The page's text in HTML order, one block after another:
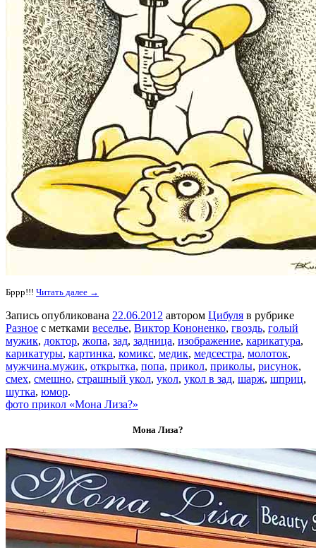
Бррр!!! Читать далее →
Запись опубликована 22.06.2012 автором Цибуля в рубрике
Разное с метками веселье, Виктор Кононенко, гвоздь, голый
мужик, доктор, жопа, зад, задница, изображение, карикатура,
карикатуры, картинка, комикс, медик, медсестра, молоток,
мужчина.мужик, открытка, попа, прикол, приколы, рисунок,
смех, смешно, страшный укол, укол, укол в зад, шарж, шприц,
шутка, юмор.
фото прикол «Мона Лиза?»
Мона Лиза?